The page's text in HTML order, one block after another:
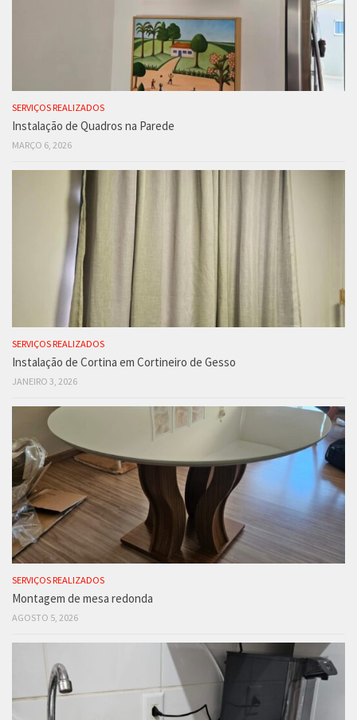
SERVIÇOS REALIZADOS
Instalação de Quadros na Parede
MARÇO 6, 2026
SERVIÇOS REALIZADOS
Instalação de Cortina em Cortineiro de Gesso
JANEIRO 3, 2026
SERVIÇOS REALIZADOS
Montagem de mesa redonda
AGOSTO 5, 2026